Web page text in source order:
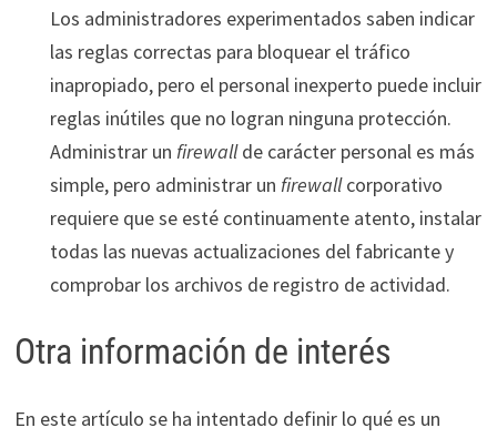
Los administradores experimentados saben indicar
las reglas correctas para bloquear el tráfico
inapropiado, pero el personal inexperto puede incluir
reglas inútiles que no logran ninguna protección.
Administrar un firewallde carácter personal es más
simple, pero administrar un firewallcorporativo
requiere que se esté continuamente atento, instalar
todas las nuevas actualizaciones del fabricante y
comprobar los archivos de registro de actividad.
Otra información de interés
En este artículo se ha intentado definir lo qué es un